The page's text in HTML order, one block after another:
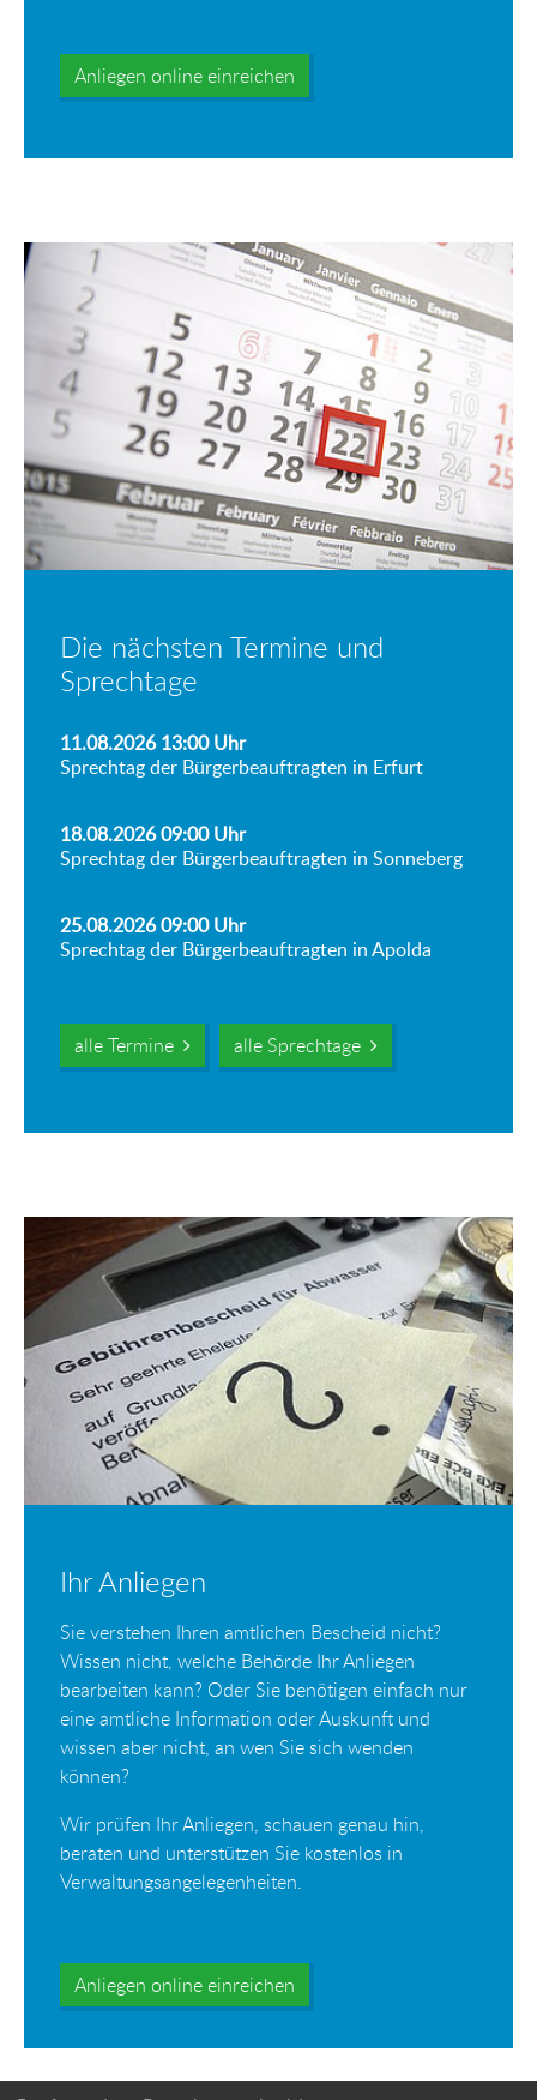
Anliegen online einreichen
Die nächsten Termine und
Sprechtage
11.08.2026 13:00Uhr
Sprechtag der Bürgerbeauftragten in Erfurt
18.08.2026 09:00Uhr
Sprechtag der Bürgerbeauftragten in Sonneberg
25.08.2026 09:00Uhr
Sprechtag der Bürgerbeauftragten in Apolda
alle Termine alle Sprechtage
Ihr Anliegen
Sie verstehen Ihren amtlichen Bescheid nicht?
Wissen nicht, welche Behörde Ihr Anliegen
bearbeiten kann? Oder Sie benötigen einfach nur
eine amtliche Information oder Auskunft und
wissen aber nicht, an wen Sie sich wenden
können?
Wir prüfen Ihr Anliegen, schauen genau hin,
beraten und unterstützen Sie kostenlos in
Verwaltungsangelegenheiten.
Anliegen online einreichen